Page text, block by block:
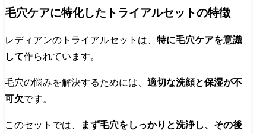
毛穴ケアに特化したトライアルセットの特徴
レディアンのトライアルセットは、 特に毛穴ケアを意識
して作られています。
毛穴の悩みを解決するためには、 適切な洗顔と保湿が不
可欠です。
このセットでは、
まず毛穴をしっかりと洗浄し、その後